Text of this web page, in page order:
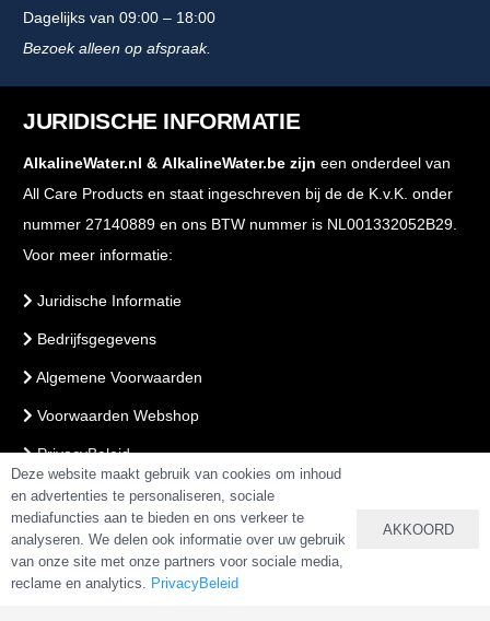
Dagelijks van 09:00 – 18:00
Bezoek alleen op afspraak.
JURIDISCHE INFORMATIE
AlkalineWater.nl & AlkalineWater.be zijn een onderdeel van
All Care Products en staat ingeschreven bij de de K.v.K. onder
nummer 27140889 en ons BTW nummer is NL001332052B29.
Voor meer informatie:
Juridische Informatie
Bedrijfsgegevens
Algemene Voorwaarden
Voorwaarden Webshop
PrivacyBeleid
VEILIG BETALEN & BESTELLEN
Deze website maakt gebruik van cookies om inhoud
en advertenties te personaliseren, sociale
mediafuncties aan te bieden en ons verkeer te
analyseren. We delen ook informatie over uw gebruik
van onze site met onze partners voor sociale media,
reclame en analytics. PrivacyBeleid
AKKOORD